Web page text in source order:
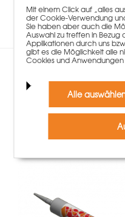
Es liegen keine
Kunden,
gekauft
Mit einem Click auf „alles
der Cookie-Verwendung
Sie haben aber auch die
Auswahl zu treffen in Bezug
Applikationen durch uns
gibt es die Möglichkeit alle
Cookies und Anwendungen
Alle